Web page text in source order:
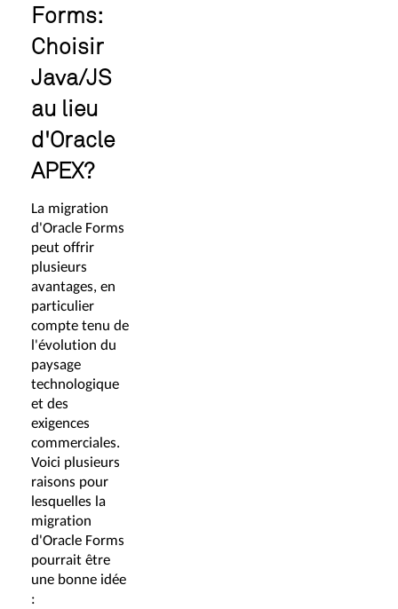
Forms:
Choisir
Java/JS
au lieu
d'Oracle
APEX?
La migration
d'Oracle Forms
peut offrir
plusieurs
avantages, en
particulier
compte tenu de
l'évolution du
paysage
technologique
et des
exigences
commerciales.
Voici plusieurs
raisons pour
lesquelles la
migration
d'Oracle Forms
pourrait être
une bonne idée
: